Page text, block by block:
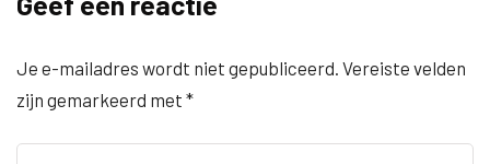
Je e-mailadres wordt niet gepubliceerd. Vereiste velden
zijn gemarkeerd met *